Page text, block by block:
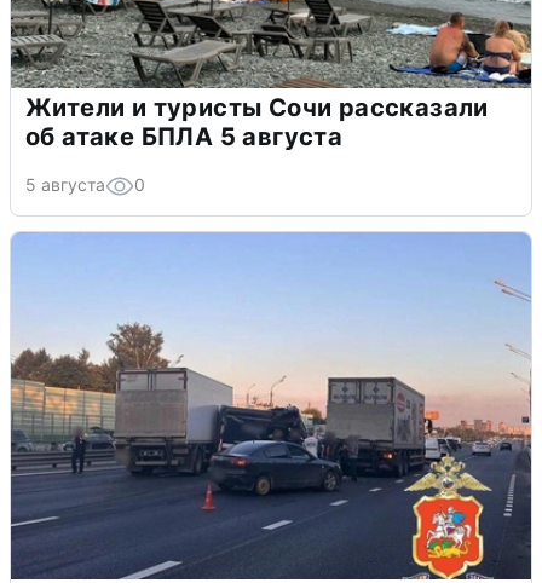
Жители и туристы Сочи рассказали
об атаке БПЛА 5 августа
5 августа 0